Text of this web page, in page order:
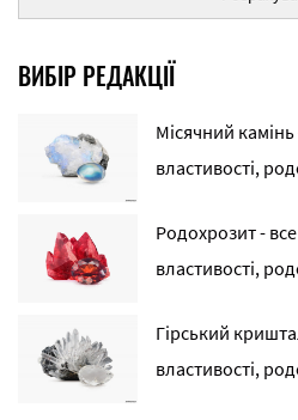
ВИБІР РЕДАКЦІЇ
Місячний
властивості,
Родохрозит -
властивості,
Гірський
властивості,